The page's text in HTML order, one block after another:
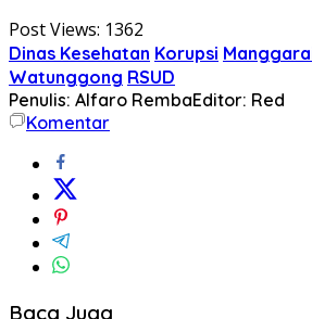
Post Views: 1362
Dinas Kesehatan Korupsi
Watunggong RSUD
Penulis: Alfaro RembaEditor: Red
Komentar
Baca Juga